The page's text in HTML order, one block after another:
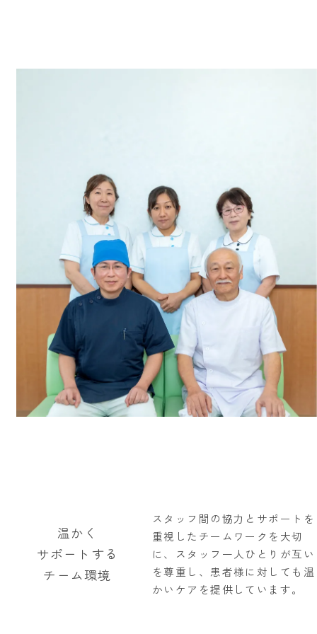
温かく
サポートする
チーム環境
スタッフ間の協力とサポートを
重視したチームワークを大切
に、スタッフ一人ひとりが互い
を尊重し、患者様に対しても温
かいケアを提供しています。